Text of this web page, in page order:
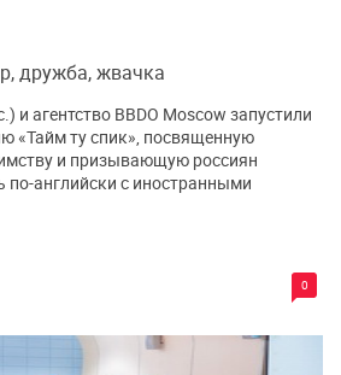
дружба, жвачка
0
и агентство BBDO Moscow запустили
«Тайм ту спик», посвященную
и призывающую россиян
по-английски с иностранными